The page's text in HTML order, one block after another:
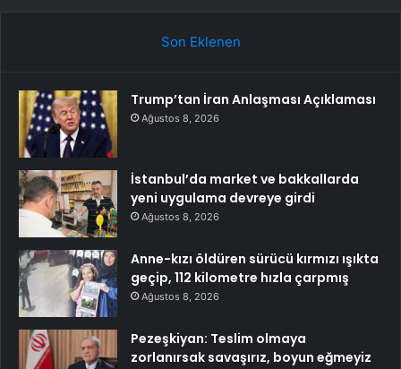
Son Eklenen
Trump’tan İran Anlaşması Açıklaması
Ağustos 8, 2026
İstanbul’da market ve bakkallarda
yeni uygulama devreye girdi
Ağustos 8, 2026
Anne-kızı öldüren sürücü kırmızı ışıkta
geçip, 112 kilometre hızla çarpmış
Ağustos 8, 2026
Pezeşkiyan: Teslim olmaya
zorlanırsak savaşırız, boyun eğmeyiz